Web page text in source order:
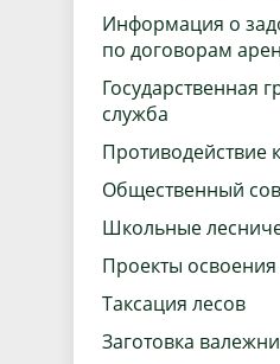
Структура
Подведомственные
Информация о
по договорам
Государственная
служба
Противодействие
Общественный
Школьные
Проекты освоения
Таксация лесов
Заготовка